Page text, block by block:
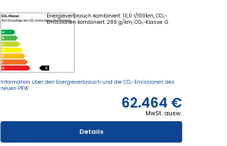
Energieverbrauch kombiniert: 10,0 l/100km, CO₂-
Emissionen kombiniert: 289 g/km, CO₂-Klasse: G
Information über den Energieverbrauch und die CO₂-Emissionen des
neuen PKW
62.464 €
MwSt. ausw.
Details